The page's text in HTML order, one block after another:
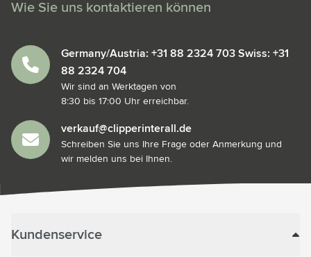
Wie Sie uns kontaktieren können
Germany/Austria: +31 88 2324 703 Swiss: +31
88 2324 704
Wir sind an Werktagen von
8:30 bis 17:00 Uhr erreichbar.
verkauf@clipperinterall.de
Schreiben Sie uns Ihre Frage oder Anmerkung und
wir melden uns bei Ihnen.
Kundenservice